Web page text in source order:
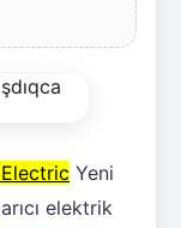
Yeni
elektrik